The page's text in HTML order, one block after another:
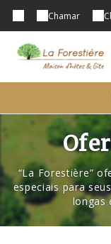
Chamar
“La Forestière”
especiais para
longas